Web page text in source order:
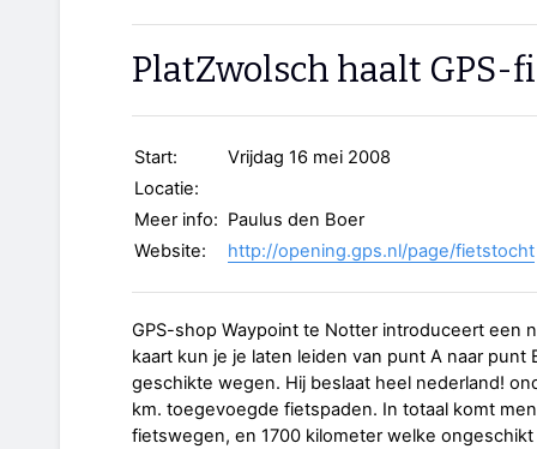
RSS
PlatZwolsch haalt GPS-
Start:
Vrijdag 16 mei 2008
Locatie:
Meer info: Paulus den Boer
Website:
http://opening.gps.nl/page/fietstocht
GPS-shop Waypoint te Notter introduceert een
kaart kun je je laten leiden van punt A naar
geschikte wegen. Hij beslaat heel nederland!
km. toegevoegde fietspaden. In totaal komt
fietswegen, en 1700 kilometer welke